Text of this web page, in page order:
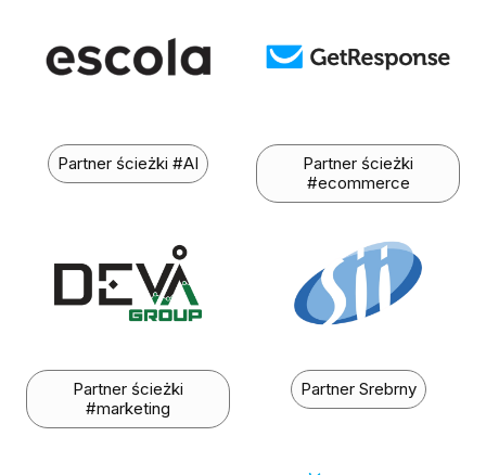
Partner ścieżki #AI
Partner ścieżki
#ecommerce
Partner ścieżki
#marketing
Partner Srebrny